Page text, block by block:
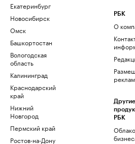
Екатеринбург
Новосибирск
Омск
Башкортостан
Вологодская
область
Калининград
Краснодарский
край
Нижний
Новгород
Пермский край
Ростов-на-Дону
РБК
О
Другие
РБК